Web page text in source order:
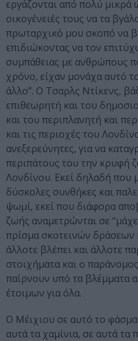
εργάζονται από πολύ
οικογένειές τους να τα
πρωταρχικό μου σκοπό να
επιδιώκοντας να τον
συμπάθειας με ανθρώπους
χρόνο, είχαν μονάχα αυτό
άλλο”. Ο Τσαρλς Ντίκενς,
επιθεωρητή και του
και του περιπλανητή και
και τις περιοχές του
ανεξερεύνητες, για να
περιπάτους του την κρυφή
Λονδίνου. Εκεί δηλαδή που
δύσκολες συνθήκες και
ψωμί, εκεί που διάφορα
ζωής αναμετρώνται σε
πρίσμα σκοτεινών δράσεων
άλλοτε βλέπει και άλλοτε
στοιχήματα και ο
παίρνουν υπό τα βλέμματα
έτοιμων για όλα.
Ο Μέιχιου σε αυτό το φάσμα
αυτά τα χαμίνια, σε αυτά τα